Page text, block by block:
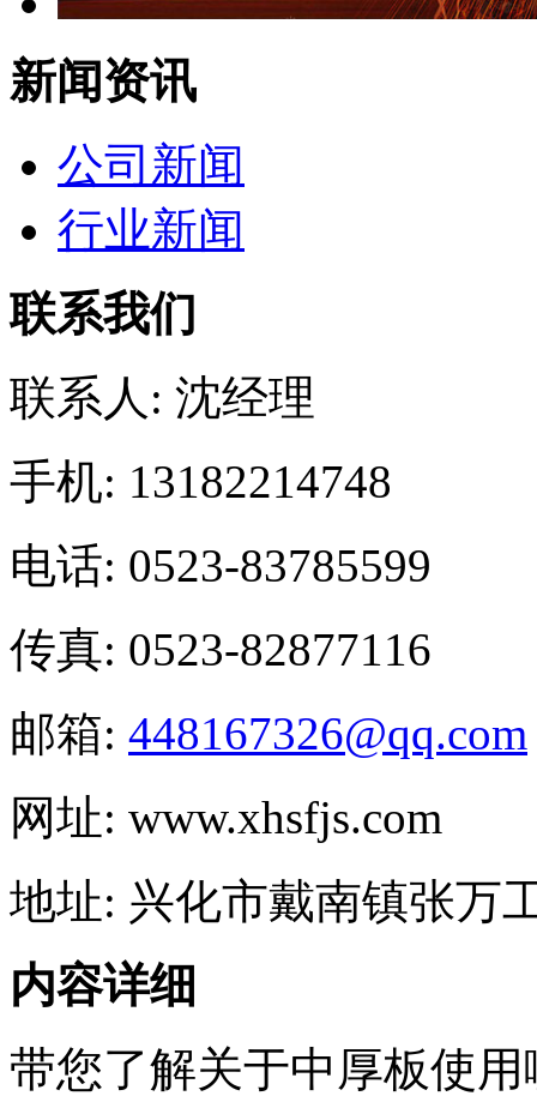
新闻资讯
公司新闻
行业新闻
联系我们
联系人: 沈经理
手机: 13182214748
电话: 0523-83785599
传真: 0523-82877116
邮箱: 448167326@qq.com
网址: www.xhsfjs.com
地址: 兴化市戴南镇张万
内容详细
带您了解关于中厚板使